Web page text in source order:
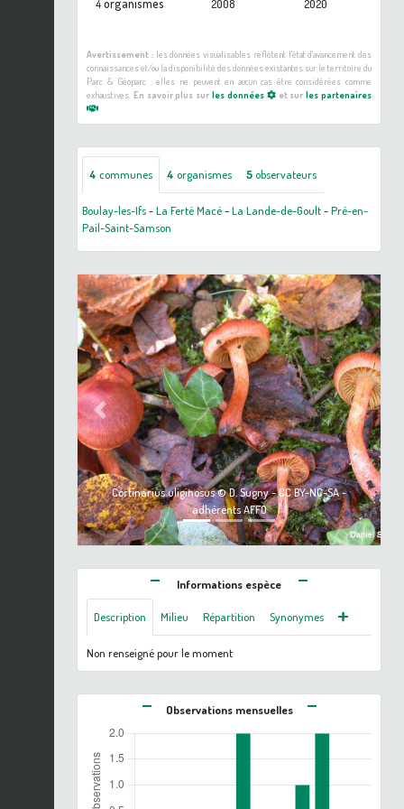
4 2008 2020
Avertissement :les données visualisables reflètent l'état d'avancement des
connaissances et/ou la disponibilité des données existantes sur le territoire du
Parc & Géoparc : elles ne peuvent en aucun cas être considérées comme
exhaustives. En savoir plus sur les données et surles partenaires
4 communes 4 organismes 5observateurs
Boulay-les-Ifs-La Ferté Macé-La Lande-de-Goult-Pré-en-
Pail-Saint-Samson
Cortinarius uliginosus © D. Sugny - CC BY-NC-SA -
adhérents AFFO
Previous Next
Informations espèce
Description Milieu Répartition Synonymes
Non renseigné pour le moment
Observations mensuelles